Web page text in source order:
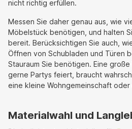
nicht richtig erfüllen.
Messen Sie daher genau aus, wie
Möbelstück benötigen, und halten
bereit. Berücksichtigen Sie auch,
Öffnen von Schubladen und Türen
Stauraum Sie benötigen. Eine
gerne Partys feiert, braucht
eine kleine Wohngemeinschaft oder
Materialwahl und